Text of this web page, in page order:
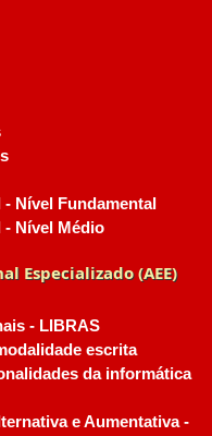
Nível Fundamental
- Nível Médio
Especializado (AEE)
- LIBRAS
escrita
da informática
e Aumentativa -